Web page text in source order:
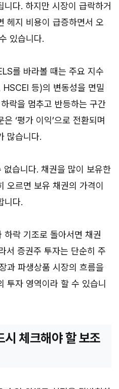
다. 하지만 시장이 급락하거
헤지 비용이 급증하면서 오
있습니다.
를 바라볼 때는 주요 지수
등)의 변동성을 면밀
락을 멈추고 반등하는 구간
‘평가 이익’으로 전환되며
많습니다.
없습니다. 채권을 많이 보유한
오르면 보유 채권의 가격이
니다.
하락 기조로 돌아서면 채권
서 증권주 투자는 단순히 주
과 파생상품 시장의 흐름을
투자 영역이라 할 수 있습니
시 체크해야 할 보조